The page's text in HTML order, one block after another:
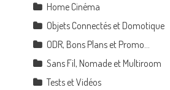
Home Cinéma
Objets Connectés et Domotique
ODR, Bons Plans et Promo…
Sans Fil, Nomade et Multiroom
Tests et Vidéos